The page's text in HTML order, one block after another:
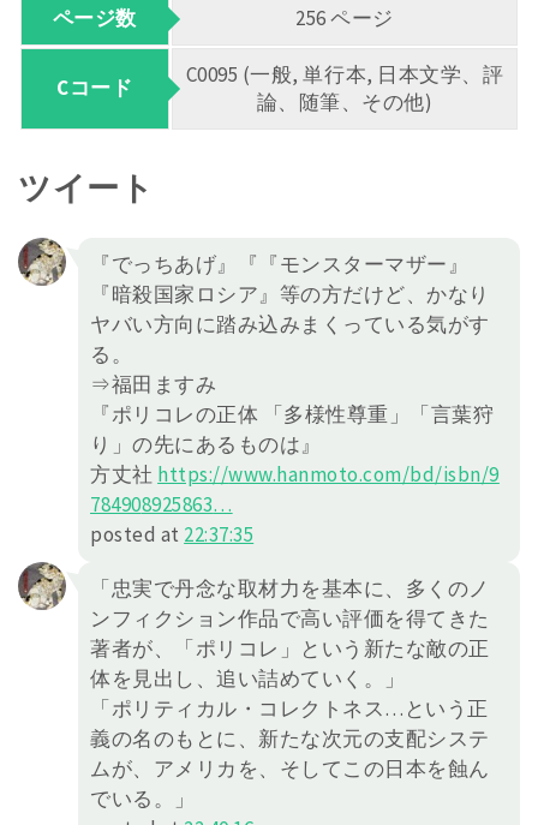
ページ数 256 ページ
Cコード
C0095 (一般, 単行本, 日本文学、評
論、随筆、その他)
ツイート
『でっちあげ』『『モンスターマザー』
『暗殺国家ロシア』等の方だけど、かなり
ヤバい方向に踏み込みまくっている気がす
る。
⇒福田ますみ
『ポリコレの正体 「多様性尊重」「言葉狩
り」の先にあるものは』
方丈社 https://www.hanmoto.com/bd/isbn/9
784908925863…
posted at 22:37:35
「忠実で丹念な取材力を基本に、多くのノ
ンフィクション作品で高い評価を得てきた
著者が、「ポリコレ」という新たな敵の正
体を見出し、追い詰めていく。」
「ポリティカル・コレクトネス…という正
義の名のもとに、新たな次元の支配システ
ムが、アメリカを、そしてこの日本を蝕ん
でいる。」